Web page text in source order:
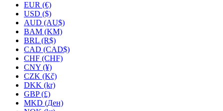
EUR (€)
USD ($)
AUD (AU$)
BAM (KM)
BRL (R$)
CAD (CAD$)
CHF (CHF)
CNY (¥)
CZK (Kč)
DKK (kr)
GBP (£)
MKD (Ден)